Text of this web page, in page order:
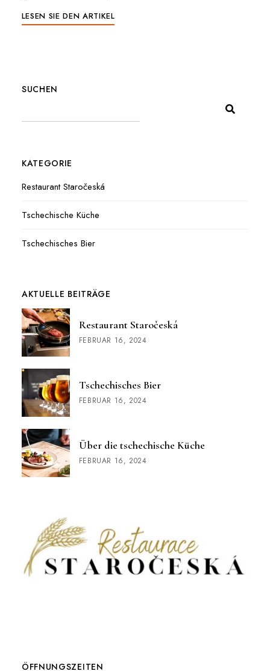
LESEN SIE DEN ARTIKEL
SUCHEN
KATEGORIE
Restaurant Staročeská
Tschechische Küche
Tschechisches Bier
AKTUELLE BEITRÄGE
Restaurant Staročeská
FEBRUAR 16, 2024
Tschechisches Bier
FEBRUAR 16, 2024
Über die tschechische Küche
FEBRUAR 16, 2024
ÖFFNUNGSZEITEN